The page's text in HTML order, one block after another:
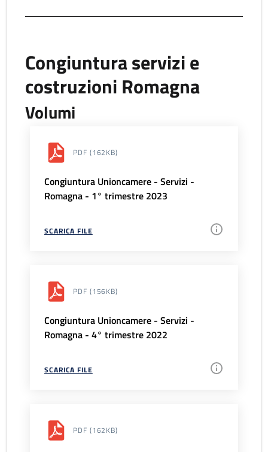
Congiuntura servizi e
costruzioni Romagna
Volumi
PDF (162KB)
Congiuntura Unioncamere - Servizi -
Romagna - 1° trimestre 2023
SCARICA FILE
PDF (156KB)
Congiuntura Unioncamere - Servizi -
Romagna - 4° trimestre 2022
SCARICA FILE
PDF (162KB)